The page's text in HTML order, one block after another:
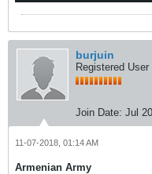
burjuin
Registered User
Join Date: Jul
11-07-2018, 01:14 AM
Armenian Army